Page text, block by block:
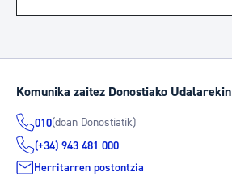
Komunika zaitez Donostiako Udalarekin
010(doan Donostiatik)
(+34) 943 481 000
Herritarren postontzia